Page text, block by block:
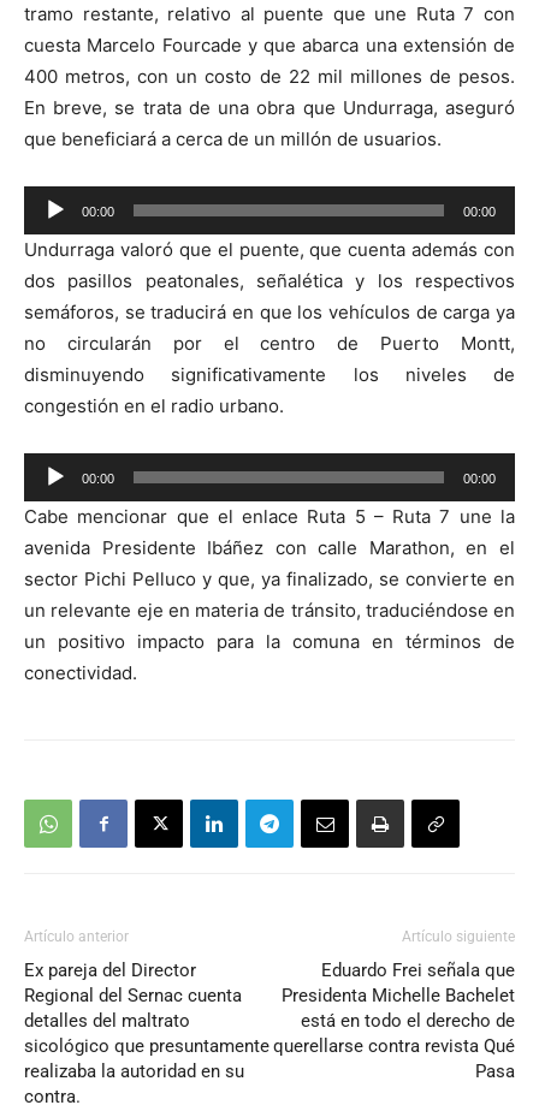
tramo restante, relativo al puente que une Ruta 7 con
cuesta Marcelo Fourcade y que abarca una extensión de
400 metros, con un costo de 22 mil millones de pesos.
En breve, se trata de una obra que Undurraga, aseguró
que beneficiará a cerca de un millón de usuarios.
Reproductor
de
audio
00:00 00:00
Undurraga valoró que el puente, que cuenta además con
dos pasillos peatonales, señalética y los respectivos
semáforos, se traducirá en que los vehículos de carga ya
no circularán por el centro de Puerto Montt,
disminuyendo significativamente los niveles de
congestión en el radio urbano.
Reproductor
de
audio
00:00 00:00
Cabe mencionar que el enlace Ruta 5 – Ruta 7 une la
avenida Presidente Ibáñez con calle Marathon, en el
sector Pichi Pelluco y que, ya finalizado, se convierte en
un relevante eje en materia de tránsito, traduciéndose en
un positivo impacto para la comuna en términos de
conectividad.
Artículo anterior
Ex pareja del Director
Regional del Sernac cuenta
detalles del maltrato
sicológico que presuntamente
realizaba la autoridad en su
contra.
Artículo siguiente
Eduardo Frei señala que
Presidenta Michelle Bachelet
está en todo el derecho de
querellarse contra revista Qué
Pasa